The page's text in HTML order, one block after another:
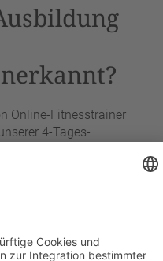
Online-Fitnesstrainer
4-Tages-
bedeutet, es handelt
Ausbildung.
ZFU-